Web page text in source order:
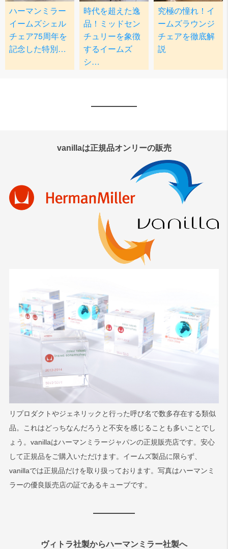
vanillaは正規品オンリーの販売
リプロダクトやジェネリックと行った呼び名で数多存在する類似
品。これはどっちなんだろうと不安を感じることも多いことでし
ょう。vanillaはハーマンミラージャパンの正規販売店です。安心
して正規品をご購入いただけます。イームズ製品に限らず、
vanillaでは正規品だけを取り扱っております。写真はハーマンミ
ラーの優良販売店の証であるキューブです。
ヴィトラ社製からハーマンミラー社製へ